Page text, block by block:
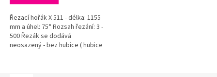
Řezací hořák X 511 - délka: 1155
mm a úhel: 75° Rozsah řezání: 3 -
500 Řezák se dodává
neosazený - bez hubice ( hubice